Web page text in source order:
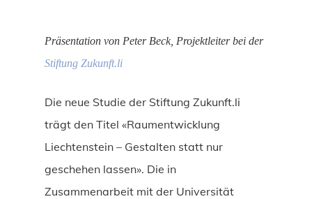
Präsentation von Peter Beck, Projektleiter bei der
Stiftung Zukunft.li
Die neue Studie der Stiftung Zukunft.li
trägt den Titel «Raumentwicklung
Liechtenstein – Gestalten statt nur
geschehen lassen». Die in
Zusammenarbeit mit der Universität